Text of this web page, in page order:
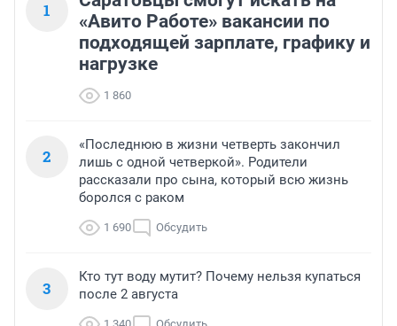
1
«Авито Работе» вакансии по
подходящей зарплате, графику и
нагрузке
1 860
2
«Последнюю в жизни четверть закончил
лишь с одной четверкой». Родители
рассказали про сына, который всю жизнь
боролся с раком
1 690 Обсудить
3
Кто тут воду мутит? Почему нельзя купаться
после 2 августа